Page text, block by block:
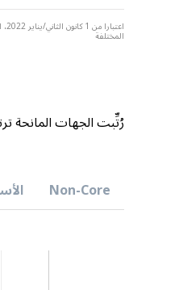
المختلفة
رُتِّبت الجهات المانحة
Non-Core